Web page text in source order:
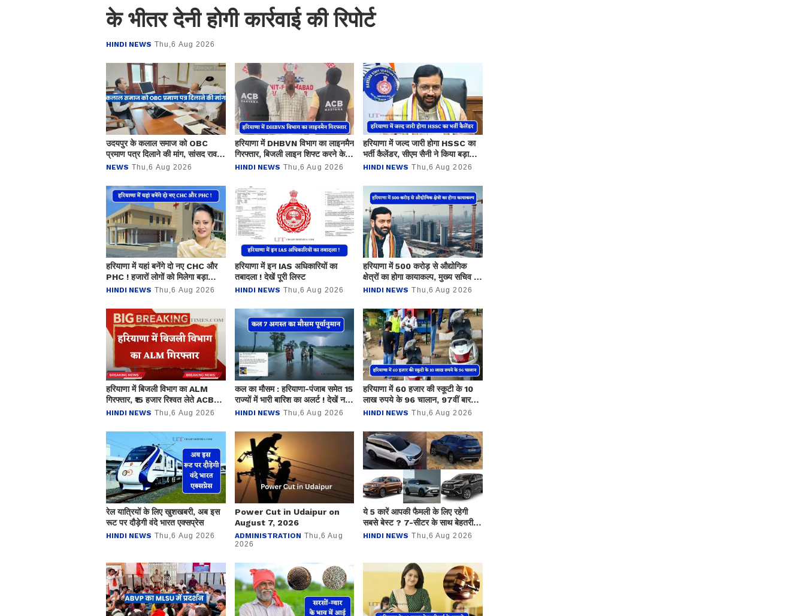
के भीतर देनी होगी कार्रवाई की रिपोर्ट
HINDI NEWS Thu,6 Aug 2026
उदयपुर के कलाल समाज को OBC
प्रमाण पत्र दिलाने की मांग, सांसद रावत
ने उठाया मुद्दा
NEWS Thu,6 Aug 2026
हरियाणा में DHBVN विभाग का लाइनमैन
गिरफ्तार, बिजली लाइन शिफ्ट करने के
नाम पर ले रहा था रिश्वत
HINDI NEWS Thu,6 Aug 2026
हरियाणा में जल्द जारी होगा HSSC का
भर्ती कैलेंडर, सीएम सैनी ने किया बड़ा
ऐलान
HINDI NEWS Thu,6 Aug 2026
हरियाणा में यहां बनेंगे दो नए CHC और
PHC ! हजारों लोगों को मिलेगा बड़ा
फायदा
HINDI NEWS Thu,6 Aug 2026
हरियाणा में इन IAS अधिकारियों का
तबादला ! देखें पूरी लिस्ट
HINDI NEWS Thu,6 Aug 2026
हरियाणा में 500 करोड़ से औद्योगिक
क्षेत्रों का होगा कायाकल्प, मुख्य सचिव ने
अधिकारियों को दिए ये सख्त निर्देश
HINDI NEWS Thu,6 Aug 2026
हरियाणा में बिजली विभाग का ALM
गिरफ्तार, ₹15 हजार रिश्वत लेते ACB
टीम ने पकड़ा
HINDI NEWS Thu,6 Aug 2026
कल का मौसम : हरियाणा-पंजाब समेत 15
राज्यों में भारी बारिश का अलर्ट ! देखें नई
रिपोर्ट
HINDI NEWS Thu,6 Aug 2026
हरियाणा में 60 हजार की स्कूटी के 10
लाख रुपये के 96 चालान, 97वीं बार
पुलिस ने किया ये काम
HINDI NEWS Thu,6 Aug 2026
रेल यात्रियों के लिए खुशखबरी, अब इस
रूट पर दौड़ेगी वंदे भारत एक्‍सप्रेस
HINDI NEWS Thu,6 Aug 2026
Power Cut in Udaipur on
August 7, 2026
ADMINISTRATION Thu,6 Aug
2026
ये 5 कारें आपकी फैमली के लिए रहेगी
सबसे बेस्ट ? 7-सीटर के साथ बेहतरीन
सेफ़्टी फीचर्स और माइलेज का अनोखा
HINDI NEWS Thu,6 Aug 2026